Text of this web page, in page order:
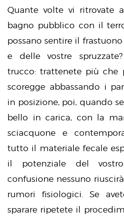
Quante volte vi ritrovate
bagno pubblico con il
possano sentire il
e delle vostre
trucco: trattenete più che
scoregge abbassando i
in posizione, poi, quando
bello in carica, con la
sciacquone e
tutto il materiale fecale
il potenziale del
confusione nessuno
rumori fisiologici. Se
sparare ripetete il